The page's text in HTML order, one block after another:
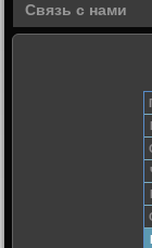
Связь с нами